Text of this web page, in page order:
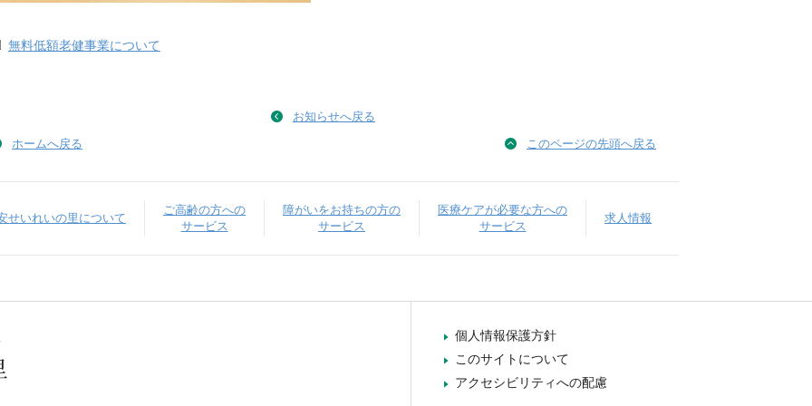
無料低額老健事業について
お知らせへ戻る
ホームへ戻る
このページの先頭へ戻る
せいれいの里について
ご高齢の方への
サービス
障がいをお持ちの方の
サービス
医療ケアが必要な方への
サービス
求人情報
個人情報保護方針
このサイトについて
アクセシビリティへの配慮